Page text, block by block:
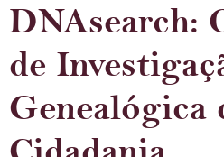
DNAsearch:
de
Genealógica